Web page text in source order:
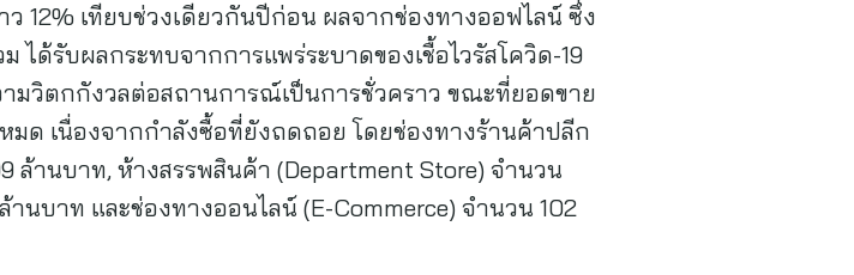
12% เทียบช่วงเดียวกันปีก่อน ผลจากช่องทางออฟไลน์ ซึ่ง
ด้รับผลกระทบจากการแพร่ระบาดของเชื้อไวรัสโควิด-19
มวิตกกังวลต่อสถานการณ์เป็นการชั่วคราว ขณะที่ยอดขาย
มด เนื่องจากกำลังซื้อที่ยังถดถอย โดยช่องทางร้านค้าปลีก
ล้านบาท, ห้างสรรพสินค้า (Department Store) จำนวน
านบาท และช่องทางออนไลน์ (E-Commerce) จำนวน 102